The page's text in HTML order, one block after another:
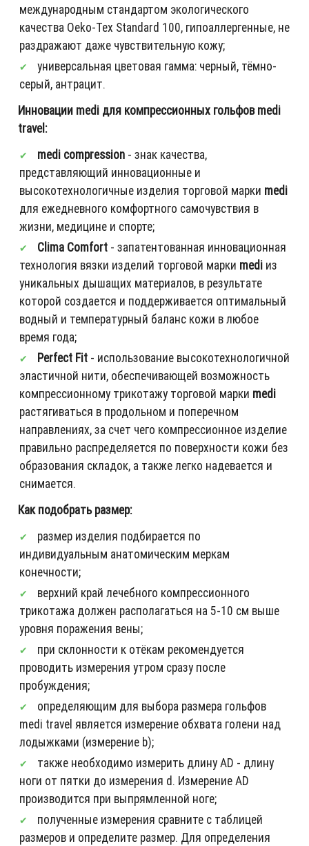
международным стандартом экологического
качества Oeko-Tex Standard 100, гипоаллергенные, не
раздражают даже чувствительную кожу;
универсальная цветовая гамма: черный, тёмно-
серый, антрацит.
Инновации medi для компрессионных гольфов medi
travel:
medi compression - знак качества,
представляющий инновационные и
высокотехнологичные изделия торговой марки medi
для ежедневного комфортного самочувствия в
жизни, медицине и спорте;
Clima Comfort - запатентованная инновационная
технология вязки изделий торговой марки medi из
уникальных дышащих материалов, в результате
которой создается и поддерживается оптимальный
водный и температурный баланс кожи в любое
время года;
Perfect Fit - использование высокотехнологичной
эластичной нити, обеспечивающей возможность
компрессионному трикотажу торговой марки medi
растягиваться в продольном и поперечном
направлениях, за счет чего компрессионное изделие
правильно распределяется по поверхности кожи без
образования складок, а также легко надевается и
снимается.
Как подобрать размер:
размер изделия подбирается по
индивидуальным анатомическим меркам
конечности;
верхний край лечебного компрессионного
трикотажа должен располагаться на 5-10 см выше
уровня поражения вены;
при склонности к отёкам рекомендуется
проводить измерения утром сразу после
пробуждения;
определяющим для выбора размера гольфов
medi travel является измерение обхвата голени над
лодыжками (измерение b);
также необходимо измерить длину AD - длину
ноги от пятки до измерения d. Измерение AD
производится при выпрямленной ноге;
полученные измерения сравните с таблицей
размеров и определите размер. Для определения